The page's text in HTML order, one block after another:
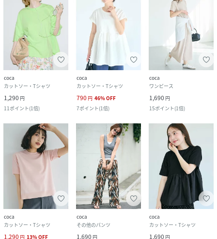
coca
カットソー・Tシャツ
1,290 円
11 ポイント(1倍)
coca
カットソー・Tシャツ
790 円 46%OFF
7ポイント(1倍)
coca
ワンピース
1,690 円
15ポイント(1倍)
coca
カットソー・Tシャツ
1,290 円 13%OFF
coca
その他のパンツ
1,690 円
coca
カットソー・Tシャツ
1,690 円